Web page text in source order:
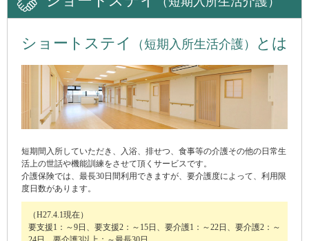
ショートステイ （短期入所生活介護） とは
短期間入所していただき、入浴、排せつ、食事等の介護その他の日常生
活上の世話や機能訓練をさせて頂くサービスです。
介護保険では、最長30日間利用できますが、要介護度によって、利用限
度日数があります。
（H27.4.1現在）
要支援1：～9日、要支援2：～15日、要介護1：～22日、要介護2：～